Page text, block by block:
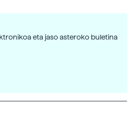
eta jaso asteroko buletina